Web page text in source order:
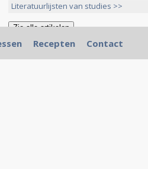
Literatuurlijsten van studies >>
Recepten Contact